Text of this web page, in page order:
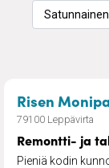
Risen
79100 Leppävirta
Remontti- ja
Pieniä kodin